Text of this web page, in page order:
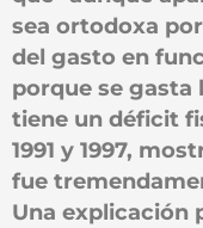
sea ortodoxa
del gasto en
porque se gasta
tiene un déficit
1991 y 1997,
fue
Una explicación